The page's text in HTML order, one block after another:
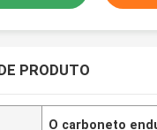
PRODUTO
O carboneto